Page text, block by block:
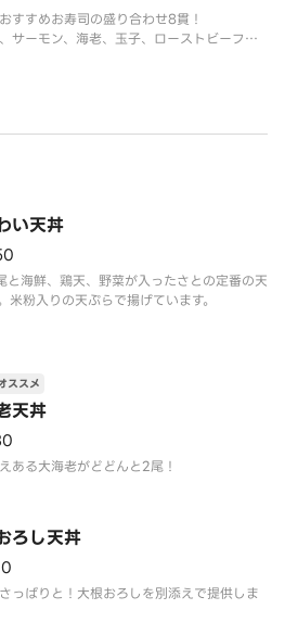
すすめお寿司の盛り合わせ8貫！
サーモン、海老、玉子、ローストビーフ、
い天丼
と海鮮、鶏天、野菜が入ったさとの定番の天
米粉入りの天ぷらで揚げています。
天丼
ススメ
ある大海老がどどんと2尾！
ろし天丼
っぱりと！大根おろしを別添えで提供しま